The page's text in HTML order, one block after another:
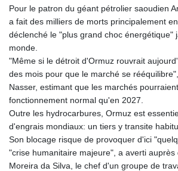
Pour le patron du géant pétrolier saoudien
a fait des milliers de morts principalement
déclenché le "plus grand choc énergétique"
monde.
"Même si le détroit d'Ormuz rouvrait
des mois pour que le marché se
Nasser, estimant que les marchés
fonctionnement normal qu'en 2027.
Outre les hydrocarbures, Ormuz est
d'engrais mondiaux: un tiers y transite
Son blocage risque de provoquer d'ici
"crise humanitaire majeure", a averti auprès
Moreira da Silva, le chef d'un groupe de